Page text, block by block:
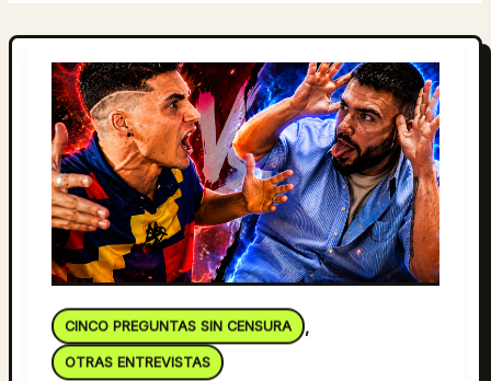
CINCO PREGUNTAS SIN CENSURA ,
OTRAS ENTREVISTAS